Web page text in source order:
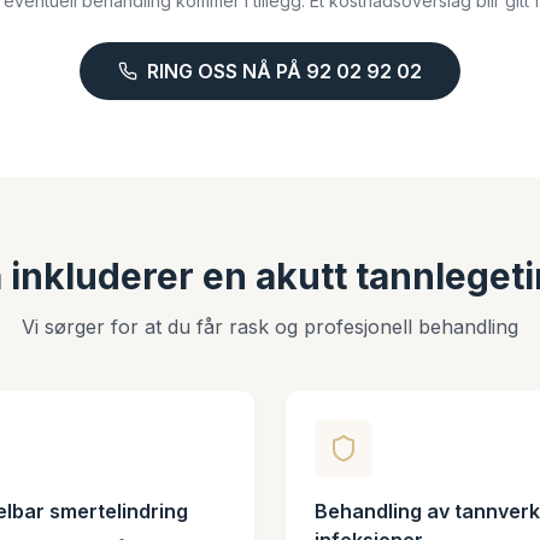
RING OSS NÅ PÅ 92 02 92 02
inkluderer en akutt
Vi sørger for at du får rask og profesjonell behandling
smertelindring
Behandling av